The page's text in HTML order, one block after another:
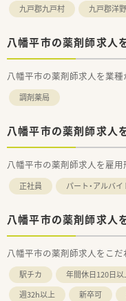
九戸郡九戸村
九戸郡洋
八幡平市の薬剤師求人
八幡平市の薬剤師求人を業種
調剤薬局
八幡平市の薬剤師求人
八幡平市の薬剤師求人を雇用
正社員 パート・アルバイ
八幡平市の薬剤師求人
八幡平市の薬剤師求人をこだ
駅チカ 年間休日120日以
週32h以上
新卒可